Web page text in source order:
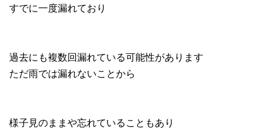
すでに一度漏れており
過去にも複数回漏れている可能性があります
ただ雨では漏れないことから
様子見のままや忘れていることもあり